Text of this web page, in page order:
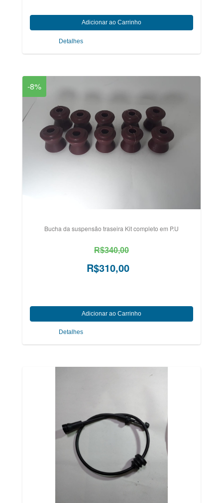
Detalhes
-8%
Bucha da suspensão traseira Kit completo em P.U
R$340,00
R$310,00
Detalhes